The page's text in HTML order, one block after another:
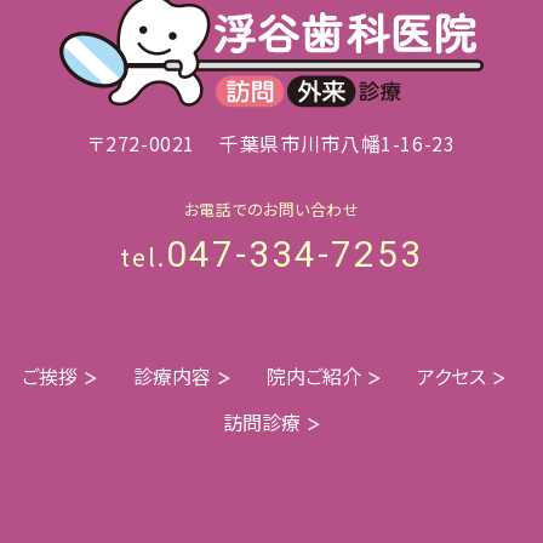
〒272-0021 千葉県市川市八幡1-16-23
お電話でのお問い合わせ
tel.047-334-7253
ご挨拶
診療内容
訪問診療
院内ご紹介 アクセス